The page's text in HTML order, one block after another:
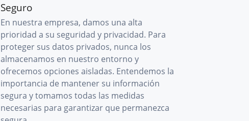
Seguro
En nuestra empresa, damos una alta
prioridad a su seguridad y privacidad. Para
proteger sus datos privados, nunca los
almacenamos en nuestro entorno y
ofrecemos opciones aisladas. Entendemos la
importancia de mantener su información
segura y tomamos todas las medidas
necesarias para garantizar que permanezca